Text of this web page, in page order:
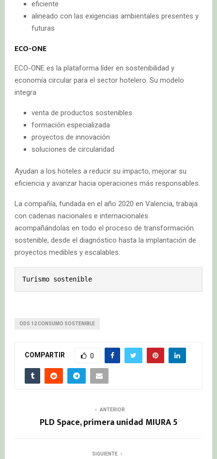
eficiente
alineado con las exigencias ambientales presentes y
futuras
ECO-ONE
ECO-ONE es la plataforma líder en sostenibilidad y
economía circular para el sector hotelero. Su modelo
integra
venta de productos sostenibles
formación especializada
proyectos de innovación
soluciones de circularidad
Ayudan a los hoteles a reducir su impacto, mejorar su
eficiencia y avanzar hacia operaciones más responsables.
La compañía, fundada en el año 2020 en Valencia, trabaja
con cadenas nacionales e internacionales
acompañándolas en todo el proceso de transformación
sostenible, desde el diagnóstico hasta la implantación de
proyectos medibles y escalables.
Turismo sostenible
ODS 12 CONSUMO SOSTENIBLE
COMPARTIR 0
ANTERIOR
PLD Space, primera unidad MIURA 5
SIGUIENTE